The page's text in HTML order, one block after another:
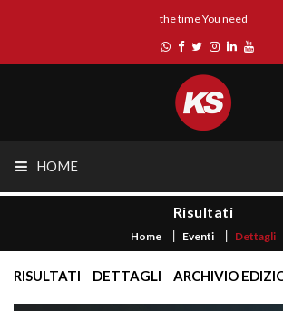
the time You need
HOME
Risultati
Home Eventi Dettagli
RISULTATI DETTAGLI ARCHIVIO